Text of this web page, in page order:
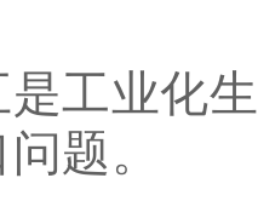
业化生
题。